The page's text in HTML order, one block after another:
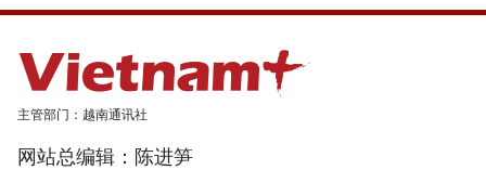
主管部门：越南通讯社
网站总编辑：陈进笋